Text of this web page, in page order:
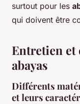
surtout pour les
qui doivent être
Entretien et
abayas
Différents
et leurs